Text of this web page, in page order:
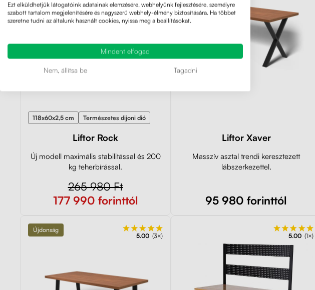
118x60x2,5 cm Természetes dijoni dió
Liftor Rock
Új modell maximális stabilitással és 200
kg teherbírással.
265 980 Ft
177 990 forinttól
Liftor Xaver
Masszív asztal trendi keresztezett
lábszerkezettel.
95 980 forinttól
Újdonság
5.00 (3×) 5.00 (1×)
Ezt elküldhetjük látogatóink adatainak elemzésére, webhelyünk fejlesztésére, személyre
szabott tartalom megjelenítésére és nagyszerű webhely-élmény biztosítására. Ha többet
szeretne tudni az általunk használt cookies, nyissa meg a beállításokat.
Mindent elfogad
Nem, állítsa be Tagadni